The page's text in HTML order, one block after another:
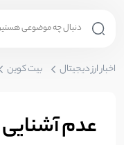
اخبار ارز دیجیتال بیت کوین